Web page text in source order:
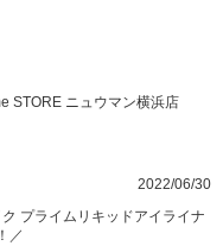
STORE ニュウマン横浜店
2022/06/30
プライムリキッドアイライナ
／